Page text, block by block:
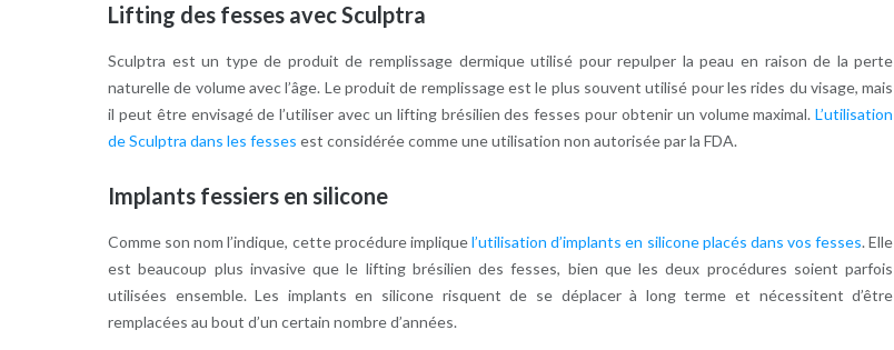
Lifting des fesses avec Sculptra
Sculptra est un type de produit de remplissage dermique utilisé pour repulper la peau en raison de la perte
naturelle de volume avec l’âge. Le produit de remplissage est le plus souvent utilisé pour les rides du visage, mais
il peut être envisagé de l’utiliser avec un lifting brésilien des fesses pour obtenir un volume maximal.L’utilisation
de Sculptra dans les fesses est considérée comme une utilisation non autorisée par la FDA.
Implants fessiers en silicone
Comme son nom l’indique, cette procédure impliquel’utilisation d’implants en silicone placés dans vos fesses. Elle
est beaucoup plus invasive que le lifting brésilien des fesses, bien que les deux procédures soient parfois
utilisées ensemble. Les implants en silicone risquent de se déplacer à long terme et nécessitent d’être
remplacées au bout d’un certain nombre d’années.